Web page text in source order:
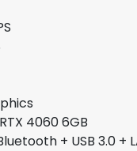
4060 6GB
+ USB 3.0 +